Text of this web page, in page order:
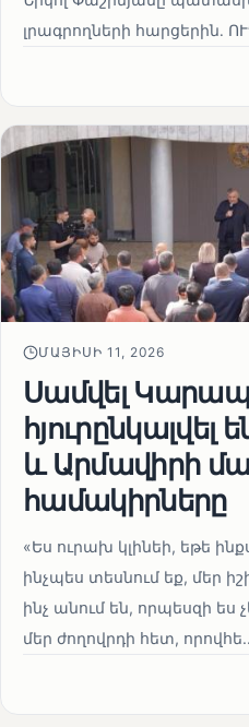
լրագրողների հարցերին․
ՄԱՅԻՍԻ 11, 2026
Սամվել
և Արմավիրի
համակիրները
«Ես ուրախ կլինեի, եթե
ինչպես տեսնում եք, մեր
ինչ անում են, որպեսզի ես
մեր ժողովրդի հետ,